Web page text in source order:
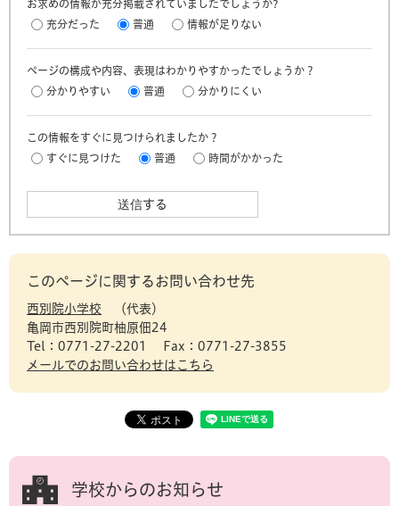
お求めの情報が充分掲載されていましたでしょうか?
充分だった
普通 情報が足りない
ページの構成や内容、表現はわかりやすかったでしょうか？
分かりやすい
普通 分かりにくい
この情報をすぐに見つけられましたか？
すぐに見つけた
普通 時間がかかった
このページに関するお問い合わせ先
西別院小学校
代表
亀岡市西別院町柚原佃24
Tel：0771-27-2201
Fax：0771-27-3855
メールでのお問い合わせはこちら
学校からのお知らせ